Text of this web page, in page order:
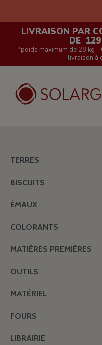
LIVRAISON PAR
DE
*poids maximum de 28 kg
- livraison à
TERRES
BISCUITS
ÉMAUX
COLORANTS
MATIÈRES PREMIÈRES
OUTILS
MATÉRIEL
FOURS
LIBRAIRIE